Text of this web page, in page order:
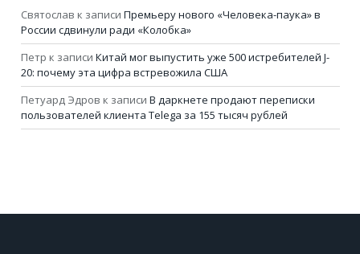
Святослав к записи Премьеру нового «Человека-паука» в
России сдвинули ради «Колобка»
Петр к записи Китай мог выпустить уже 500 истребителей J-
20: почему эта цифра встревожила США
Петуард Эдров к записи В даркнете продают переписки
пользователей клиента Telega за 155 тысяч рублей